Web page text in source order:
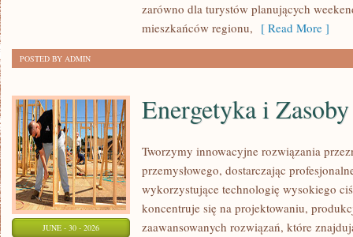
zarówno dla turystów planujących
mieszkańców regionu, [ Read More ]
POSTED BY ADMIN
JUNE - 30 - 2026
Energetyka i Zasoby
Tworzymy innowacyjne rozwiązania
przemysłowego, dostarczając
wykorzystujące technologię wysokiego
koncentruje się na projektowaniu,
zaawansowanych rozwiązań, które